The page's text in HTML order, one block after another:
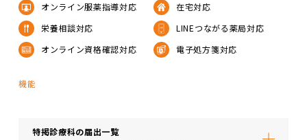
オンライン服薬指導対応
在宅対応
栄養相談対応
LINEつながる薬局対応
オンライン資格確認対応
電子処方箋対応
機能
特掲診療科の届出⼀覧